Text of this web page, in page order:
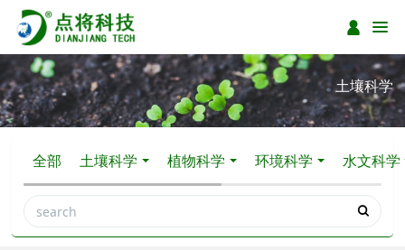
土壤科学
全部 土壤科学 植物科学 环境科学 水文科学